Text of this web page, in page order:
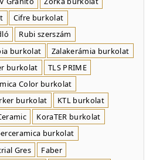
Cifre burkolat
Rubi szerszám
burkolat
Zalakerámia burkolat
burkolat
TLS PRIME
Color burkolat
burkolat
KTL burkolat
KoraTER burkolat
burkolat
Gres
Faber